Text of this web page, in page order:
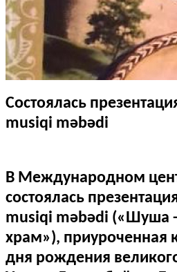
Состоялась
musiqi məbədi
В Международном
состоялась
musiqi məbədi («Шуша
храм»), приуроченная
дня рождения